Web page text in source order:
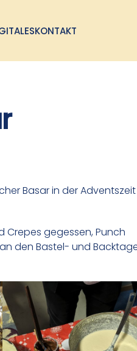
KONTAKT
Basar in der Adventszeit
Crepes gegessen, Punch
den Bastel- und